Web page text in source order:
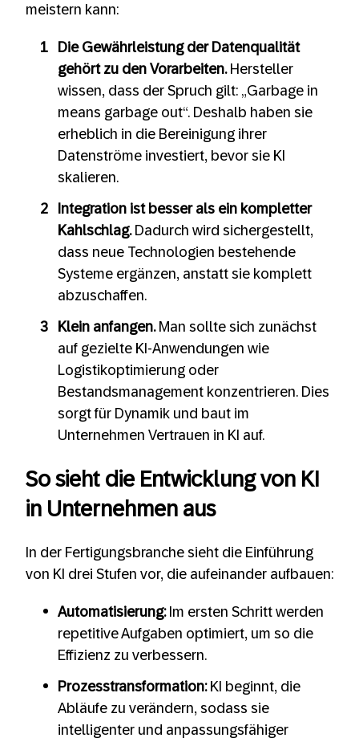
meistern kann:
Die Gewährleistung der Datenqualität
gehört zu den Vorarbeiten.Hersteller
wissen, dass der Spruch gilt: „Garbage in
means garbage out“. Deshalb haben sie
erheblich in die Bereinigung ihrer
Datenströme investiert, bevor sie KI
skalieren.
Integration ist besser als ein kompletter
Kahlschlag.Dadurch wird sichergestellt,
dass neue Technologien bestehende
Systeme ergänzen, anstatt sie komplett
abzuschaffen.
Klein anfangen.Man sollte sich zunächst
auf gezielte KI-Anwendungen wie
Logistikoptimierung oder
Bestandsmanagement konzentrieren. Dies
sorgt für Dynamik und baut im
Unternehmen Vertrauen in KI auf.
So sieht die Entwicklung von KI
in Unternehmen aus
In der Fertigungsbranche sieht die Einführung
von KI drei Stufen vor, die aufeinander aufbauen:
Automatisierung:Im ersten Schritt werden
repetitive Aufgaben optimiert, um so die
Effizienz zu verbessern.
Prozesstransformation:KI beginnt, die
Abläufe zu verändern, sodass sie
intelligenter und anpassungsfähiger